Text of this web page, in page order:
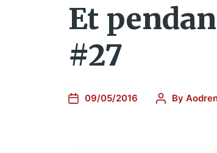
Et
#27
09/05/2016 By